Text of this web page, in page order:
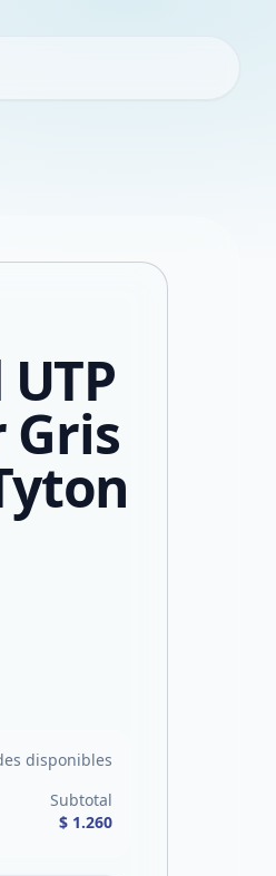
disponibles
Subtotal
$ 1.260